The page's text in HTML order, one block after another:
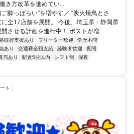
き方改革を進めてい...
“酔っぱらい”を増やす／ “炭火焼鳥とさ
全17店舗を展開。 今後、埼玉県・静岡県
させる計画を進行中！ ポストが増...
取得支援あり フリーター歓迎
学歴不問
あり 交通費全額支給 経験者歓迎
夜間
与あり 駅近5分以内 シフト制
深夜
ト